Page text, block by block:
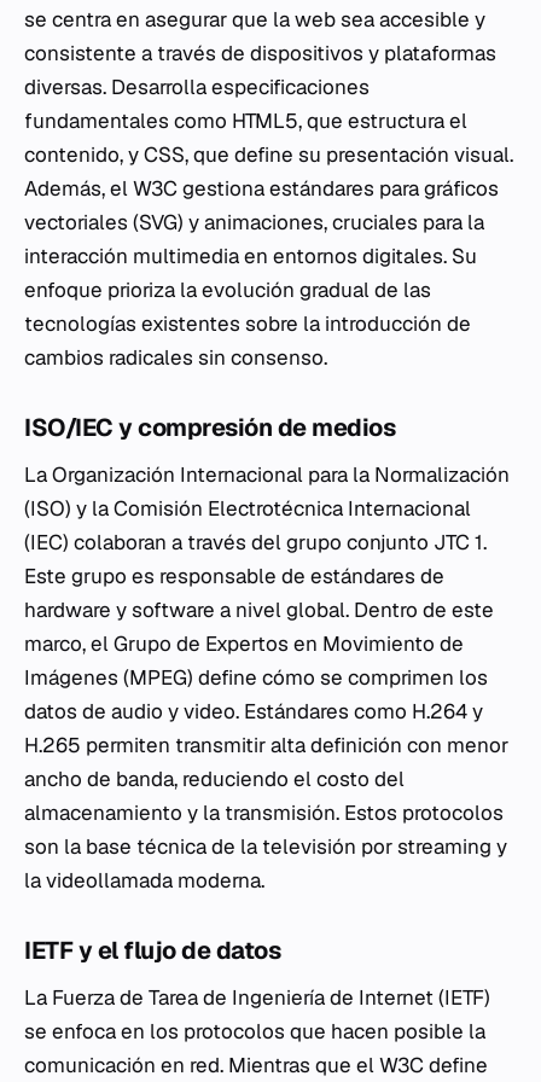
se centra en asegurar que la web sea accesible y
consistente a través de dispositivos y plataformas
diversas. Desarrolla especificaciones
fundamentales como HTML5, que estructura el
contenido, y CSS, que define su presentación visual.
Además, el W3C gestiona estándares para gráficos
vectoriales (SVG) y animaciones, cruciales para la
interacción multimedia en entornos digitales. Su
enfoque prioriza la evolución gradual de las
tecnologías existentes sobre la introducción de
cambios radicales sin consenso.
ISO/IEC y compresión de medios
La Organización Internacional para la Normalización
(ISO) y la Comisión Electrotécnica Internacional
(IEC) colaboran a través del grupo conjunto JTC 1.
Este grupo es responsable de estándares de
hardware y software a nivel global. Dentro de este
marco, el Grupo de Expertos en Movimiento de
Imágenes (MPEG) define cómo se comprimen los
datos de audio y video. Estándares como H.264 y
H.265 permiten transmitir alta definición con menor
ancho de banda, reduciendo el costo del
almacenamiento y la transmisión. Estos protocolos
son la base técnica de la televisión por streaming y
la videollamada moderna.
IETF y el flujo de datos
La Fuerza de Tarea de Ingeniería de Internet (IETF)
se enfoca en los protocolos que hacen posible la
comunicación en red. Mientras que el W3C define